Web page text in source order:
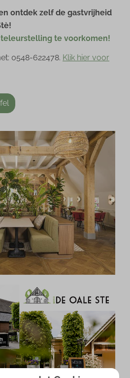
ontdek zelf de gastvrijheid
te voorkomen!
0548-622478. Klik hier voor